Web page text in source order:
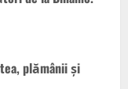
plămânii şi